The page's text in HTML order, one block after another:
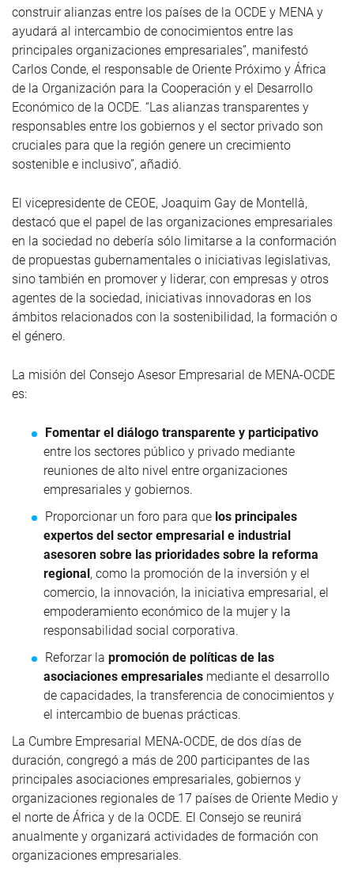
construir alianzas entre los países de la OCDE y MENA y
ayudará al intercambio de conocimientos entre las
principales organizaciones empresariales”, manifestó
Carlos Conde, el responsable de Oriente Próximo y África
de la Organización para la Cooperación y el Desarrollo
Económico de la OCDE. “Las alianzas transparentes y
responsables entre los gobiernos y el sector privado son
cruciales para que la región genere un crecimiento
sostenible e inclusivo”, añadió.
El vicepresidente de CEOE, Joaquim Gay de Montellà,
destacó que el papel de las organizaciones empresariales
en la sociedad no debería sólo limitarse a la conformación
de propuestas gubernamentales o iniciativas legislativas,
sino también en promover y liderar, con empresas y otros
agentes de la sociedad, iniciativas innovadoras en los
ámbitos relacionados con la sostenibilidad, la formación o
el género.
La misión del Consejo Asesor Empresarial de MENA-OCDE
es:
Fomentar el diálogo transparente y participativo
entre los sectores público y privado mediante
reuniones de alto nivel entre organizaciones
empresariales y gobiernos.
Proporcionar un foro para que los principales
expertos del sector empresarial e industrial
asesoren sobre las prioridades sobre la reforma
regional, como la promoción de la inversión y el
comercio, la innovación, la iniciativa empresarial, el
empoderamiento económico de la mujer y la
responsabilidad social corporativa.
Reforzar la promoción de políticas de las
asociaciones empresariales mediante el desarrollo
de capacidades, la transferencia de conocimientos y
el intercambio de buenas prácticas.
La Cumbre Empresarial MENA-OCDE, de dos días de
duración, congregó a más de 200 participantes de las
principales asociaciones empresariales, gobiernos y
organizaciones regionales de 17 países de Oriente Medio y
el norte de África y de la OCDE. El Consejo se reunirá
anualmente y organizará actividades de formación con
organizaciones empresariales.